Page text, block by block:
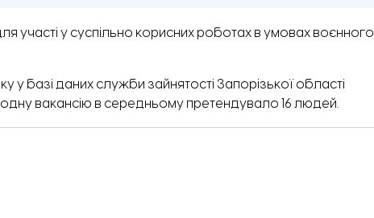
участі у суспільно корисних роботах в умовах воєнного
у базі даних служби зайнятості Запорізької області
одну вакансію в середньому претендувало 16 людей.